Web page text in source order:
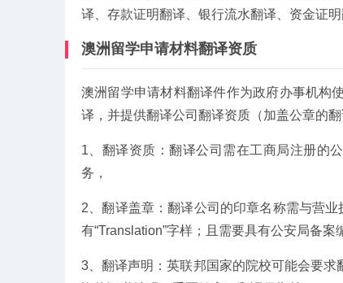
译、存款证明翻译、银行流水翻译、资金证
澳洲留学申请材料翻译资质
澳洲留学申请材料翻译件作为政府办事机构
译，并提供翻译公司翻译资质（加盖公章的翻
1、翻译资质：翻译公司需在工商局注册的
务，
2、翻译盖章：翻译公司的印章名称需与营
有“Translation”字样；且需要具有公安局备案
3、翻译声明：英联邦国家的院校可能会要